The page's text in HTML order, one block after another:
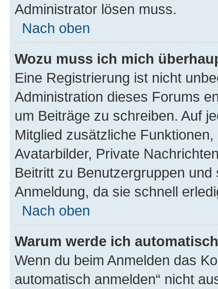
Administrator lösen muss.
Nach oben
Wozu muss ich mich
Eine Registrierung ist nicht
Administration dieses Forums
um Beiträge zu schreiben. Auf
Mitglied zusätzliche
Avatarbilder, Private
Beitritt zu Benutzergruppen
Anmeldung, da sie schnell
Nach oben
Warum werde ich
Wenn du beim Anmelden das
automatisch anmelden“ nicht